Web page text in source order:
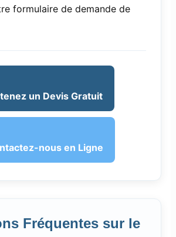
formulaire de demande de
un Devis Gratuit
nous en Ligne
Fréquentes sur le